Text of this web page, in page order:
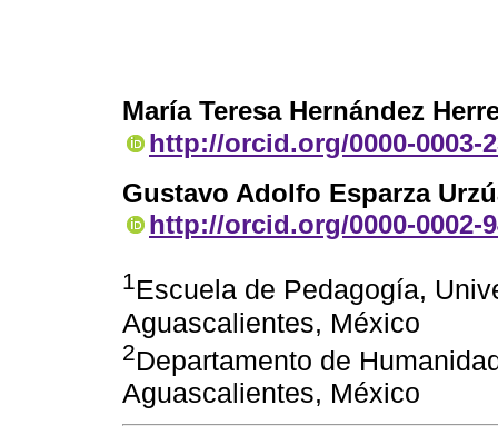
María Teresa Hernández
http://orcid.org/0000-0003-
Gustavo Adolfo Esparza
http://orcid.org/0000-0002-
1Escuela de Pedagogía,
Aguascalientes, México
2Departamento de
Aguascalientes, México